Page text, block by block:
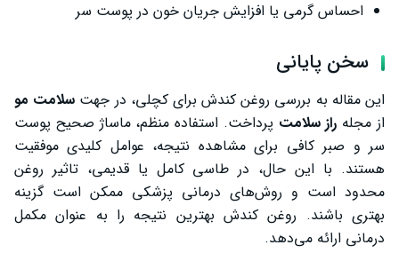
احساس گرمی یا افزایش جریان خون در پوست سر
سخن پایانی
این مقاله به بررسی روغن کندش برای کچلی، در جهت سلامت مو
از مجله راز سلامت پرداخت. استفاده منظم، ماساژ صحیح پوست
سر و صبر کافی برای مشاهده نتیجه، عوامل کلیدی موفقیت
هستند. با این حال، در طاسی کامل یا قدیمی، تاثیر روغن
محدود است و روش‌های درمانی پزشکی ممکن است گزینه
بهتری باشند. روغن کندش بهترین نتیجه را به عنوان مکمل
درمانی ارائه می‌دهد.